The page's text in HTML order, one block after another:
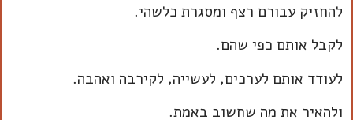
להחזיק עבורם רצף ומסגרת כלשהי.
לקבל אותם כפי שהם.
לעודד אותם לערכים, לעשייה, לקירבה ואהבה.
ולהאיר את מה שחשוב באמת.